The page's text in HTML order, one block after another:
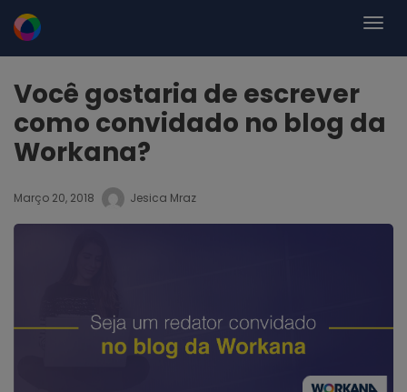
Você gostaria de escrever
como convidado no blog da
Workana?
Março 20, 2018 Jesica Mraz